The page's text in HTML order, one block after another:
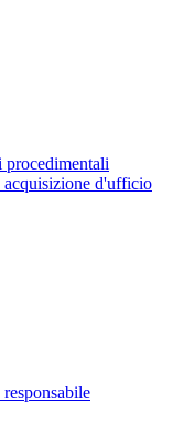
d'ufficio